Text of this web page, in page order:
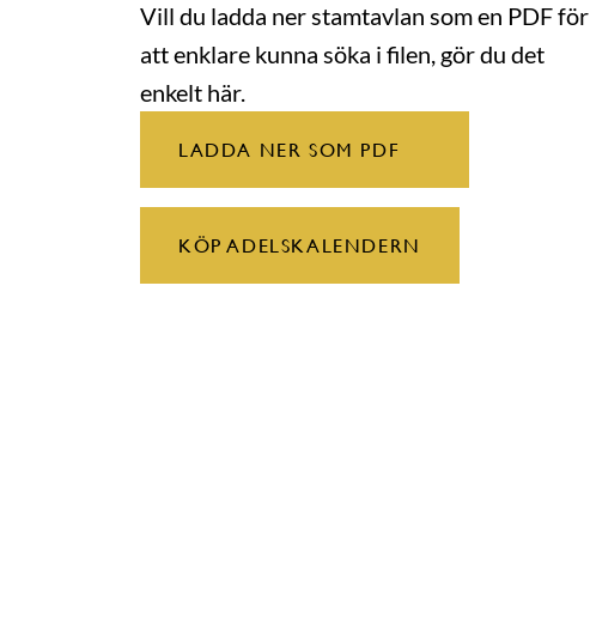
Vill du ladda ner stamtavlan som en PDF för
att enklare kunna söka i filen, gör du det
enkelt här.
LADDA NER SOM PDF
KÖP ADELSKALENDERN